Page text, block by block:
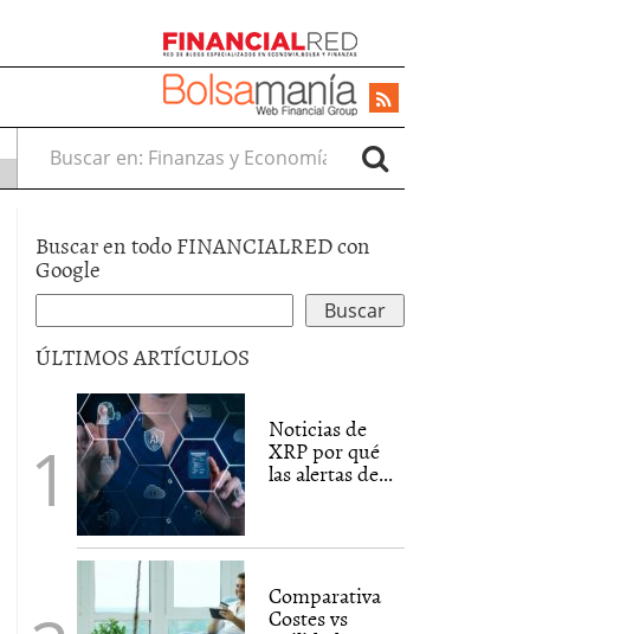
Buscar en:
Buscar en todo FINANCIALRED con
Google
ÚLTIMOS ARTÍCULOS
Noticias de
XRP por qué
las alertas de...
Comparativa
Costes vs